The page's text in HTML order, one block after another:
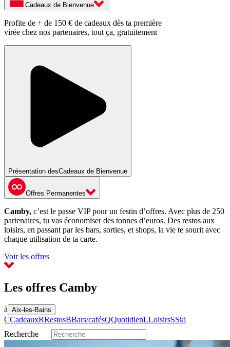
Cadeaux de Bienvenue
Profite de + de 150 € de cadeaux dès ta première
virée chez nos partenaires, tout ça, gratuitement
Présentation desCadeaux de Bienvenue
Offres Permanentes
Camby, c’est le passe VIP pour un festin d’offres. Avec plus de 250
partenaires, tu vas économiser des tonnes d’euros. Des restos aux
loisirs, en passant par les bars, sorties, et shops, la vie te sourit avec
chaque utilisation de ta carte.
Voir les offres
Les offres Camby
à Aix-les-Bains
CCadeauxRRestosBBars/cafésQQuotidienLLoisirsSSki
Recherche